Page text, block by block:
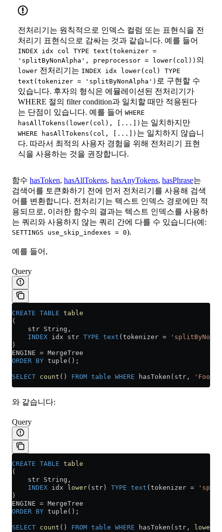
전처리기는 원칙적으로 인덱스 컬럼 또는 표현식을 전
처리기 표현식으로 감싸는 것과 같습니다. 예를 들어
INDEX idx col TYPE text(tokenizer =
'splitByNonAlpha', preprocessor = lower(col)) 의
lower 전처리기는 INDEX idx lower(col) TYPE
text(tokenizer = 'splitByNonAlpha') 로 구현할 수
있습니다. 후자의 형식은 에뮬레이션된 전처리기가
WHERE 절의 filter condition과 일치할 때만 적용된다
는 단점이 있습니다. 예를 들어 WHERE
hasAllTokens(lower(col), [...]) 는 일치하지만
WHERE hasAllTokens(col, [...]) 는 일치하지 않습니
다. 따라서 최적의 사용자 경험을 위해 전처리기 표현
식을 사용하는 것을 권장합니다.
함수 hasToken, hasAllTokens, hasAnyTokens, hasPhrase는
검색어를 토큰화하기 전에 먼저 전처리기를 사용해 검색
어를 변환합니다. 전처리기는 텍스트 인덱스 경로에만 적
용되므로, 이러한 함수의 결과는 텍스트 인덱스를 사용하
는 쿼리와 사용하지 않는 쿼리 간에 다를 수 있습니다(예:
SETTINGS use_skip_indexes = 0).
예를 들어,
Query
CREATE TABLE table
(
    str String,
    INDEX
idx str TYPE text (tokenizer =
)
ENGINE = MergeTree
ORDER BY tuple();
SELECT count () FROM table WHERE hasToken(str, 'Foo'
와 같습니다:
Query
CREATE TABLE table
(
    str String,
    INDEX
idx lower(str) TYPE text (tokenizer =
)
ENGINE = MergeTree
ORDER BY tuple();
SELECT count () FROM table WHERE hasToken(str, lower